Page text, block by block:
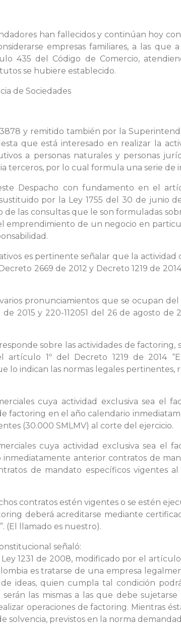
han fallecidos y continúan hoy
empresas familiares, a las que
435 del Código de Comercio,
se hubiere establecido.
de Sociedades
y remitido también por la
que está interesado en realizar la
a personas naturales y personas
terceros, por lo cual formula una serie de
Despacho con fundamento en el
por la Ley 1755 del 30 de junio
las consultas que le son formuladas
emprendimiento de un negocio en
es pertinente señalar que la
2669 de 2012 y Decreto 1219 de
pronunciamientos que se ocupan
2015 y 220-112051 del 26 de agosto
sobre las actividades de
1º del Decreto 1219 de 2014
lo indican las normas legales pertinentes,
cuya actividad exclusiva sea el
factoring en el año calendario
(30.000 SMLMV) al corte del ejercicio.
cuya actividad exclusiva sea el
anterior contratos de
de mandato específicos vigentes
contratos estén vigentes o se estén
deberá acreditarse mediante
(El llamado es nuestro).
señaló:
1231 de 2008, modificado por el artículo
es tratarse de una empresa
ideas, quien cumpla tal condición
las mismas a las que debe
operaciones de factoring. Mientras
solvencia, previstos en la norma